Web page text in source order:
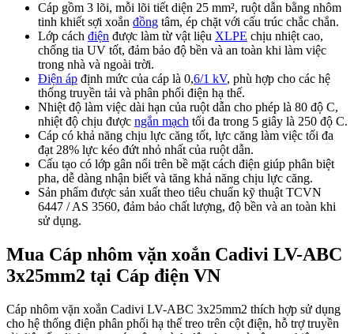
Cáp gồm 3 lõi, mỗi lõi tiết diện 25 mm², ruột dẫn bằng nhôm
tinh khiết sợi xoắn đồng tâm, ép chặt với cấu trúc chắc chắn.
Lớp cách điện được làm từ vật liệu XLPE chịu nhiệt cao,
chống tia UV tốt, đảm bảo độ bền và an toàn khi làm việc
trong nhà và ngoài trời.
Điện áp định mức của cáp là 0,6/1 kV, phù hợp cho các hệ
thống truyền tải và phân phối điện hạ thế.
Nhiệt độ làm việc dài hạn của ruột dẫn cho phép là 80 độ C,
nhiệt độ chịu được ngắn mạch tối đa trong 5 giây là 250 độ C.
Cáp có khả năng chịu lực căng tốt, lực căng làm việc tối đa
đạt 28% lực kéo đứt nhỏ nhất của ruột dẫn.
Cấu tạo có lớp gân nổi trên bề mặt cách điện giúp phân biệt
pha, dễ dàng nhận biết và tăng khả năng chịu lực căng.
Sản phẩm được sản xuất theo tiêu chuẩn kỹ thuật TCVN
6447 / AS 3560, đảm bảo chất lượng, độ bền và an toàn khi
sử dụng.
Mua Cáp nhôm vặn xoắn Cadivi LV-ABC
3x25mm2 tại Cáp điện VN
Cáp nhôm vặn xoắn Cadivi LV-ABC 3x25mm2 thích hợp sử dụng
cho hệ thống điện phân phối hạ thế treo trên cột điện, hỗ trợ truyền